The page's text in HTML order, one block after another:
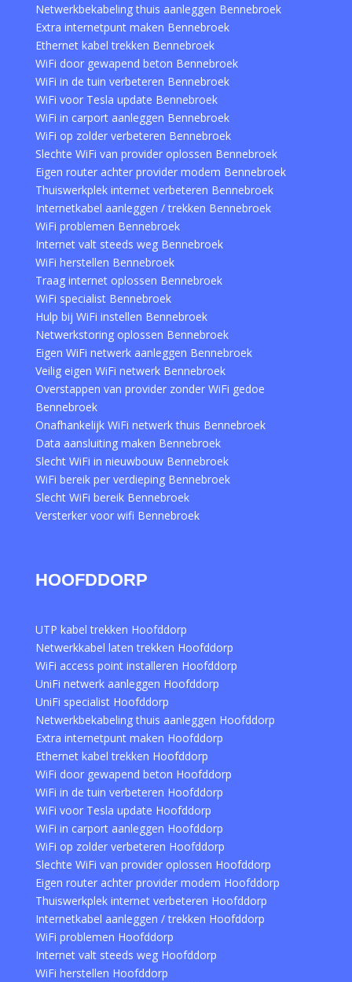
Netwerkbekabeling thuis aanleggen Bennebroek
Extra internetpunt maken Bennebroek
Ethernet kabel trekken Bennebroek
WiFi door gewapend beton Bennebroek
WiFi in de tuin verbeteren Bennebroek
WiFi voor Tesla update Bennebroek
WiFi in carport aanleggen Bennebroek
WiFi op zolder verbeteren Bennebroek
Slechte WiFi van provider oplossen Bennebroek
Eigen router achter provider modem Bennebroek
Thuiswerkplek internet verbeteren Bennebroek
Internetkabel aanleggen / trekken Bennebroek
WiFi problemen Bennebroek
Internet valt steeds weg Bennebroek
WiFi herstellen Bennebroek
Traag internet oplossen Bennebroek
WiFi specialist Bennebroek
Hulp bij WiFi instellen Bennebroek
Netwerkstoring oplossen Bennebroek
Eigen WiFi netwerk aanleggen Bennebroek
Veilig eigen WiFi netwerk Bennebroek
Overstappen van provider zonder WiFi gedoe
Bennebroek
Onafhankelijk WiFi netwerk thuis Bennebroek
Data aansluiting maken Bennebroek
Slecht WiFi in nieuwbouw Bennebroek
WiFi bereik per verdieping Bennebroek
Slecht WiFi bereik Bennebroek
Versterker voor wifi Bennebroek
HOOFDDORP
UTP kabel trekken Hoofddorp
Netwerkkabel laten trekken Hoofddorp
WiFi access point installeren Hoofddorp
UniFi netwerk aanleggen Hoofddorp
UniFi specialist Hoofddorp
Netwerkbekabeling thuis aanleggen Hoofddorp
Extra internetpunt maken Hoofddorp
Ethernet kabel trekken Hoofddorp
WiFi door gewapend beton Hoofddorp
WiFi in de tuin verbeteren Hoofddorp
WiFi voor Tesla update Hoofddorp
WiFi in carport aanleggen Hoofddorp
WiFi op zolder verbeteren Hoofddorp
Slechte WiFi van provider oplossen Hoofddorp
Eigen router achter provider modem Hoofddorp
Thuiswerkplek internet verbeteren Hoofddorp
Internetkabel aanleggen / trekken Hoofddorp
WiFi problemen Hoofddorp
Internet valt steeds weg Hoofddorp
WiFi herstellen Hoofddorp